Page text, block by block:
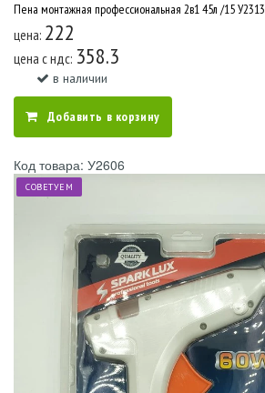
Пена монтажная профессиональная 2в1 45л /15 У2313
цена: 222
цена c ндс: 358.3
в наличии
Добавить в корзину
Код товара: У2606
СОВЕТУЕМ